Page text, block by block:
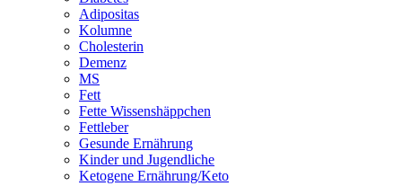
Adipositas
Kolumne
Cholesterin
Demenz
MS
Fett
Fette Wissenshäppchen
Fettleber
Gesunde Ernährung
Kinder und Jugendliche
Ketogene Ernährung/Keto